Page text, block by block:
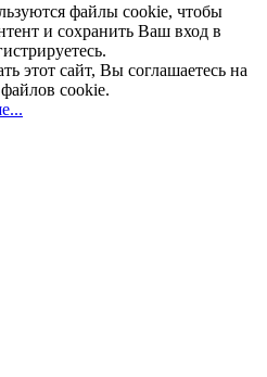
файлы cookie, чтобы
и сохранить Ваш вход в
этот сайт, Вы соглашаетесь на
cookie.